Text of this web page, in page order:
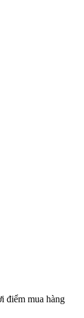
điểm mua hàng